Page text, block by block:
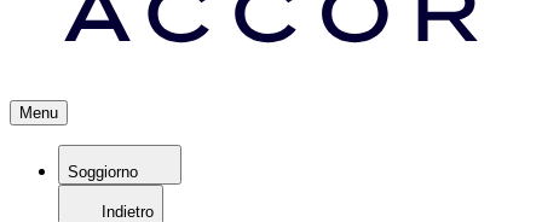
Menu
Soggiorno
Indietro